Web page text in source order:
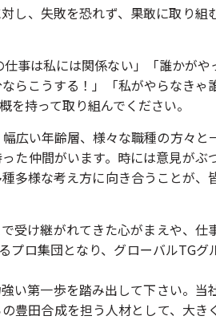
し、失敗を恐れず、果敢に取り組
事は私には関係ない」「誰かがや
らこうする！」「私がやらなきゃ
持って取り組んでください。
広い年齢層、様々な職種の方々と
た仲間がいます。時には意見がぶ
多様な考え方に向き合うことが、
受け継がれてきた心がまえや、仕
プロ集団となり、グローバルTGグ
い第一歩を踏み出して下さい。当
豊田合成を担う人材として、大き